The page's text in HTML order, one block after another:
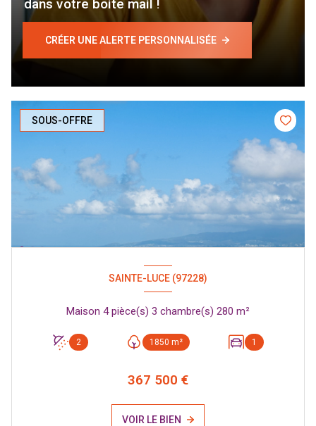
dans votre boite mail !
CRÉER UNE ALERTE PERSONNALISÉE
SOUS-OFFRE
SAINTE-LUCE (97228)
Maison 4 pièce(s) 3 chambre(s) 280 m²
2 1850 m² 1
367 500 €
VOIR LE BIEN